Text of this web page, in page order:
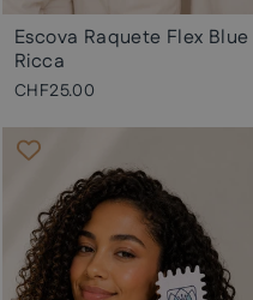
Escova Raquete Flex Blue
Ricca
CHF25.00